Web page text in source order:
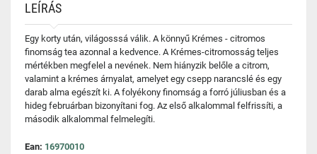
LEÍRÁS
Egy korty után, világosssá válik. A könnyű Krémes - citromos
finomság tea azonnal a kedvence. A Krémes-citromosság teljes
mértékben megfelel a nevének. Nem hiányzik belőle a citrom,
valamint a krémes árnyalat, amelyet egy csepp narancslé és egy
darab alma egészít ki. A folyékony finomság a forró júliusban és a
hideg februárban bizonyítani fog. Az első alkalommal felfrissíti, a
második alkalommal felmelegíti.
Ean: 16970010